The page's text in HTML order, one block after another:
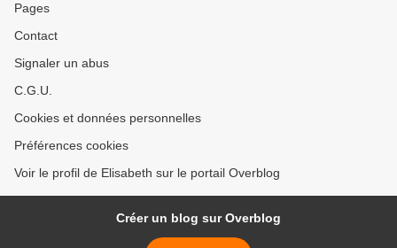
Pages
Contact
Signaler un abus
C.G.U.
Cookies et données personnelles
Préférences cookies
Voir le profil de Elisabeth sur le portail Overblog
Créer un blog sur Overblog